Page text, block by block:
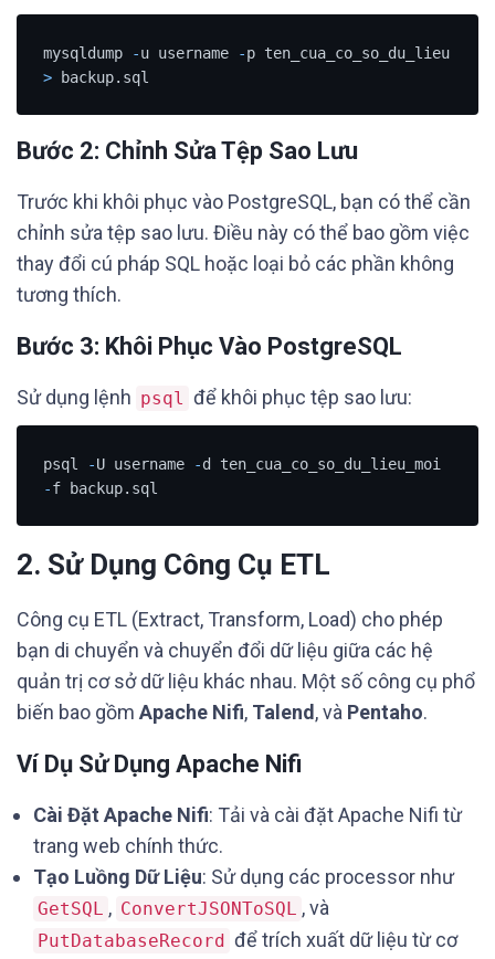
mysqldump -u username -
p ten_cua_co_so_du_lieu
> backup.sql
Bước 2: Chỉnh Sửa Tệp Sao Lưu
Trước khi khôi phục vào PostgreSQL, bạn có thể cần
chỉnh sửa tệp sao lưu. Điều này có thể bao gồm việc
thay đổi cú pháp SQL hoặc loại bỏ các phần không
tương thích.
Bước 3: Khôi Phục Vào PostgreSQL
Sử dụng lệnh psql để khôi phục tệp sao lưu:
psql -U username -
-f backup.sql
2. Sử Dụng Công Cụ ETL
Công cụ ETL (Extract, Transform, Load) cho phép
bạn di chuyển và chuyển đổi dữ liệu giữa các hệ
quản trị cơ sở dữ liệu khác nhau. Một số công cụ phổ
biến bao gồm Apache Nifi, Talend , và Pentaho.
Ví Dụ Sử Dụng Apache Nifi
Cài Đặt Apache Nifi: Tải và cài đặt Apache Nifi từ
trang web chính thức.
Tạo Luồng Dữ Liệu: Sử dụng các processor như
GetSQL , ConvertJSONToSQL , và
PutDatabaseRecord để trích xuất dữ liệu từ cơ